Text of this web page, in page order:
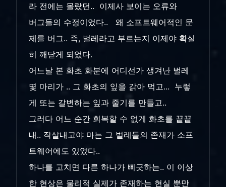
라 전에는 몰랐던.. 이제사 보이는 오류와
버그들의 수정이었다.. 왜 소프트웨어적인 문
제를 버그.. 즉, 벌레라고 부르는지 이제야 확실
히 깨닫게 되었다.
어느날 본 화초 화분에 어디선가 생겨난 벌레
몇 마리가 .. 그 화초의 잎을 갉아 먹고... 누렇
게 또는 갈변하는 잎과 줄기를 만들고..
그러다 어느 순간 회복할 수 없게 화초를 끝끝
내.. 작살내고야 마는 그 벌레들의 존재가 소프
트웨어에도 있었다..
하나를 고치면 다른 하나가 삐긋하는.. 이 이상
한 현상은 물리적 실제가 존재하는 현실 뿐만